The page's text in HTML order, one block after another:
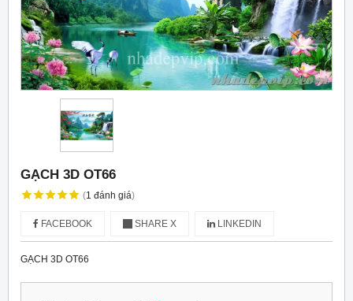
GẠCH 3D OT66
(1 đánh giá)
FACEBOOK SHARE X LINKEDIN
GẠCH 3D OT66